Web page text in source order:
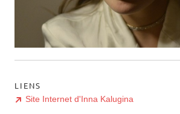
LIENS
Site Internet d'Inna Kalugina